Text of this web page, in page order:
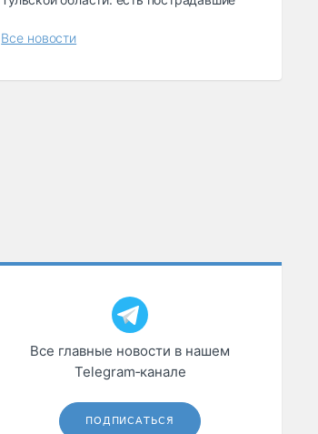
Все новости
Все главные новости в нашем
Telegram‑канале
ПОДПИСАТЬСЯ